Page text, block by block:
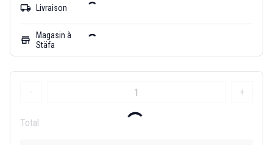
local_shipping Livraison
store
Magasin à
Stäfa
- +
Total